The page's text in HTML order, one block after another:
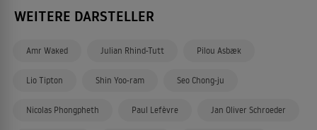
WEITERE DARSTELLER
Amr Waked Julian Rhind-Tutt Pilou Asbæk
Lio Tipton Shin Yoo-ram Seo Chong-ju
Nicolas Phongpheth Paul Lefèvre Jan Oliver Schroeder